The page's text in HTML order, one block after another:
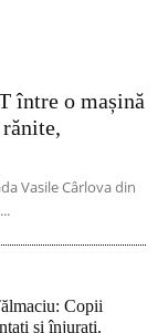
între o mașină
Vasile Cârlova din
Copii
și înjurați.